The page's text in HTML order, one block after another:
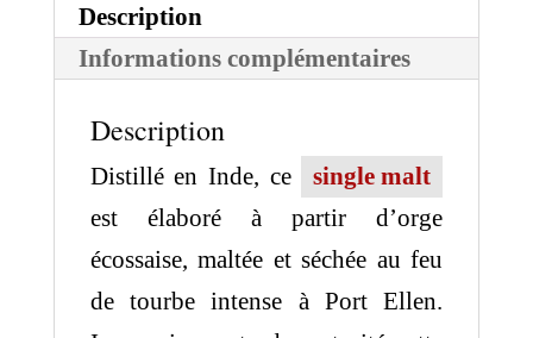
Malt
Description
Informations complémentaires
Description
Distillé en Inde, ce
single malt
est élaboré à partir d’orge
écossaise, maltée et séchée au feu
de tourbe intense à Port Ellen.